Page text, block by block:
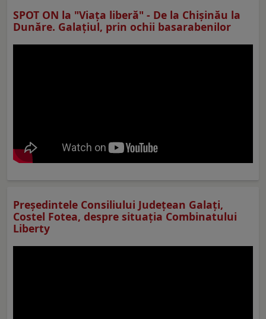
SPOT ON la "Viaţa liberă" - De la Chișinău la
Dunăre. Galațiul, prin ochii basarabenilor
Preşedintele Consiliului Judeţean Galaţi,
Costel Fotea, despre situaţia Combinatului
Liberty